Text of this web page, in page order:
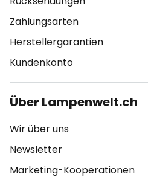
Zahlungsarten
Herstellergarantien
Kundenkonto
Über Lampenwelt.ch
Wir über uns
Newsletter
Marketing-Kooperationen